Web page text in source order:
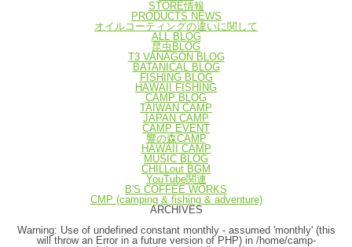
STORE情報
PRODUCTS NEWS
オイルコーティングの違いに関して
ALL BLOG
昆虫BLOG
T3 VANAGON BLOG
BATANICAL BLOG
FISHING BLOG
HAWAII FISHING
CAMP BLOG
TAIWAN CAMP
JAPAN CAMP
CAMP EVENT
響の森CAMP
HAWAII CAMP
MUSIC BLOG
CHILLout BGM
YouTube関連
B'S COFFEE WORKS
CMP (camping & fishing & adventure)
ARCHIVES
Warning: Use of undefined constant monthly - assumed 'monthly' (this
will throw an Error in a future version of PHP) in /home/camp-